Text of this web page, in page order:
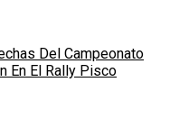
Del Campeonato
En El Rally Pisco